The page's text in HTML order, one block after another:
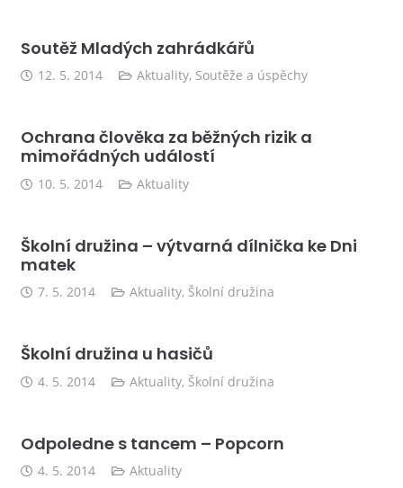
Soutěž Mladých zahrádkářů
12. 5. 2014 Aktuality, Soutěže a úspěchy
Ochrana člověka za běžných rizik a
mimořádných událostí
10. 5. 2014 Aktuality
Školní družina – výtvarná dílnička ke Dni
matek
7. 5. 2014 Aktuality, Školní družina
Školní družina u hasičů
4. 5. 2014 Aktuality, Školní družina
Odpoledne s tancem – Popcorn
4. 5. 2014 Aktuality